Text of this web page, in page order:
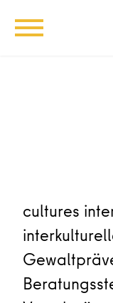
cultures